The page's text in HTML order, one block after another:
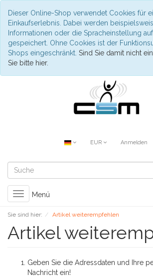
Dieser Online-Shop verwendet Cookies für
Einkaufserlebnis. Dabei werden
Informationen oder die Spracheinstellung
gespeichert. Ohne Cookies ist der
Shops eingeschränkt. Sind Sie damit nicht
Sie bitte hier.
EUR Anmelden
Toggle
navigation
Menü
Sie sind hier: Artikel weiterempfehlen
Artikel
Geben Sie die Adressdaten und Ihre
Nachricht ein!